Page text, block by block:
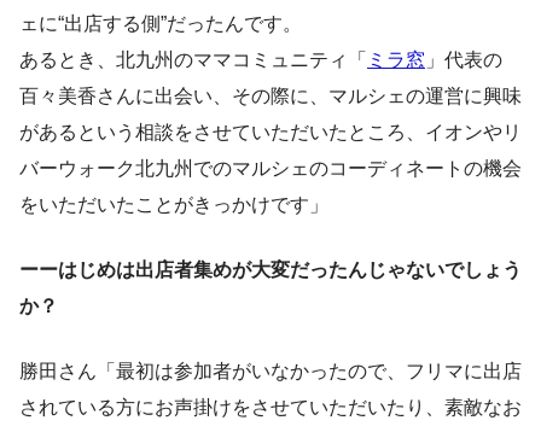
ェに“出店する側”だったんです。
あるとき、北九州のママコミュニティ「 ミラ窓 」代表の
百々美香さんに出会い、その際に、マルシェの運営に興味
があるという相談をさせていただいたところ、イオンやリ
バーウォーク北九州でのマルシェのコーディネートの機会
をいただいたことがきっかけです」
ーーはじめは出店者集めが大変だったんじゃないでしょう
か？
勝田さん「最初は参加者がいなかったので、フリマに出店
されている方にお声掛けをさせていただいたり、素敵なお